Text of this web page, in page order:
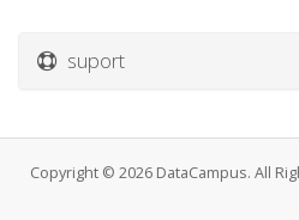
suport
Copyright © 2026 DataCampus. All